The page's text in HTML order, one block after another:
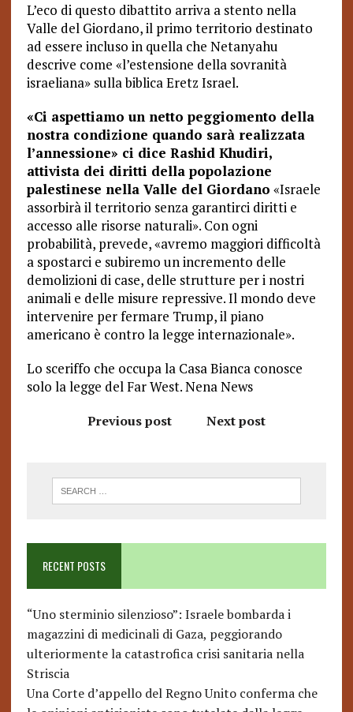
L’eco di questo dibattito arriva a stento nella
Valle del Giordano, il primo territorio destinato
ad essere incluso in quella che Netanyahu
descrive come «l’estensione della sovranità
israeliana» sulla biblica Eretz Israel.
«Ci aspettiamo un netto peggiomento della
nostra condizione quando sarà realizzata
l’annessione» ci dice Rashid Khudiri,
attivista dei diritti della popolazione
palestinese nella Valle del Giordano «Israele
assorbirà il territorio senza garantirci diritti e
accesso alle risorse naturali». Con ogni
probabilità, prevede, «avremo maggiori difficoltà
a spostarci e subiremo un incremento delle
demolizioni di case, delle strutture per i nostri
animali e delle misure repressive. Il mondo deve
intervenire per fermare Trump, il piano
americano è contro la legge internazionale».
Lo sceriffo che occupa la Casa Bianca conosce
solo la legge del Far West. Nena News
Previous post Next post
RECENT POSTS
“Uno sterminio silenzioso”: Israele bombarda i
magazzini di medicinali di Gaza, peggiorando
ulteriormente la catastrofica crisi sanitaria nella
Striscia
Una Corte d’appello del Regno Unito conferma che